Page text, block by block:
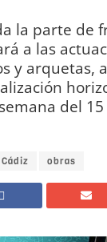
la parte de
a las
y arquetas,
del
Cádiz obras